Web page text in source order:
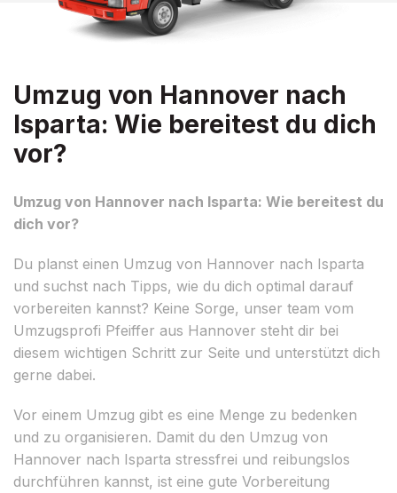
Umzug von Hannover nach
Isparta: Wie bereitest du dich
vor?
Umzug von Hannover nach Isparta: Wie bereitest du
dich vor?
Du planst einen Umzug von Hannover nach Isparta
und suchst nach Tipps, wie du dich optimal darauf
vorbereiten kannst? Keine Sorge, unser team vom
Umzugsprofi Pfeiffer aus Hannover steht dir bei
diesem wichtigen Schritt zur Seite und unterstützt dich
gerne dabei.
Vor einem Umzug gibt es eine Menge zu bedenken
und zu organisieren. Damit du den Umzug von
Hannover nach Isparta stressfrei und reibungslos
durchführen kannst, ist eine gute Vorbereitung